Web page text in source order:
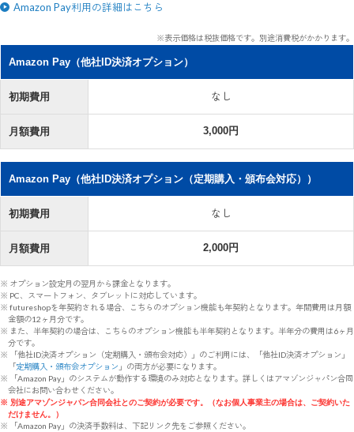
Amazon Pay利用の詳細はこちら
※表示価格は税抜価格です。別途消費税がかかります。
Amazon Pay（他社ID決済オプション）
初期費用 なし
月額費用 3,000円
Amazon Pay（他社ID決済オプション（定期購入・頒布会対応））
初期費用 なし
月額費用 2,000円
※ オプション設定月の翌月から課金となります。
※ PC、スマートフォン、タブレットに対応しています。
※ futureshopを年契約される場合、こちらのオプション機能も年契約となります。年間費用は月額
金額の12ヶ月分です。
※ また、半年契約の場合は、こちらのオプション機能も半年契約となります。半年分の費用は6ヶ月
分です。
※ 「他社ID決済オプション（定期購入・頒布会対応）」のご利用には、「他社ID決済オプション」
「定期購入・頒布会オプション 」の両方が必要になります。
※ 「Amazon Pay」のシステムが動作する環境のみ対応となります。詳しくはアマゾンジャパン合同
会社にお問い合わせください。
※ 別途アマゾンジャパン合同会社とのご契約が必要です。（なお個人事業主の場合は、ご契約いた
だけません。）
※ 「Amazon Pay」の決済手数料は、下記リンク先をご参照ください。